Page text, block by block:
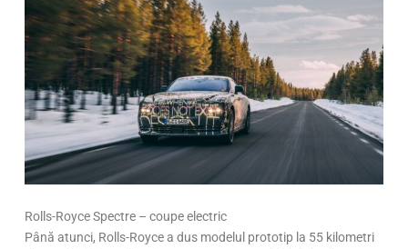
Rolls-Royce Spectre – coupe electric
Până atunci, Rolls-Royce a dus modelul prototip la 55 kilometri